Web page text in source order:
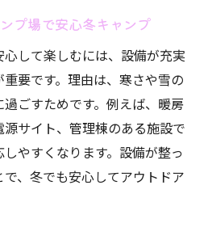
プ場で安心冬キャンプ
して楽しむには、設備が充実
要です。理由は、寒さや雪の
ごすためです。例えば、暖房
サイト、管理棟のある施設で
やすくなります。設備が整っ
、冬でも安心してアウトドア